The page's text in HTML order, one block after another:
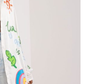
i dowiemy się,